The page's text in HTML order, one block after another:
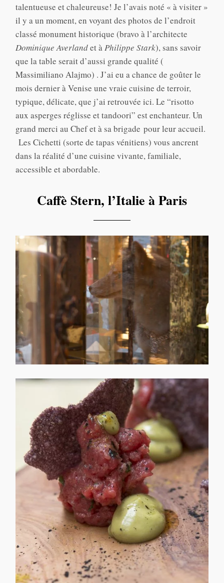
talentueuse et chaleureuse! Je l’avais noté « à visiter »
il y a un moment, en voyant des photos de l’endroit
classé monument historique (bravo à l’architecte
Dominique Averlandet àPhilippe Stark), sans savoir
que la table serait d’aussi grande qualité (
Massimiliano Alajmo) . J’ai eu a chance de goûter le
mois dernier à Venise une vraie cuisine de terroir,
typique, délicate, que j’ai retrouvée ici. Le “risotto
aux asperges réglisse et tandoori” est enchanteur. Un
grand merci au Chef et à sa brigade pour leur accueil.
Les Cichetti (sorte de tapas vénitiens) vous ancrent
dans la réalité d’une cuisine vivante, familiale,
accessible et abordable.
Caffè Stern, l’Italie à Paris